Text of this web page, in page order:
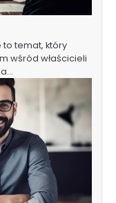
to temat, który
wśród właścicieli